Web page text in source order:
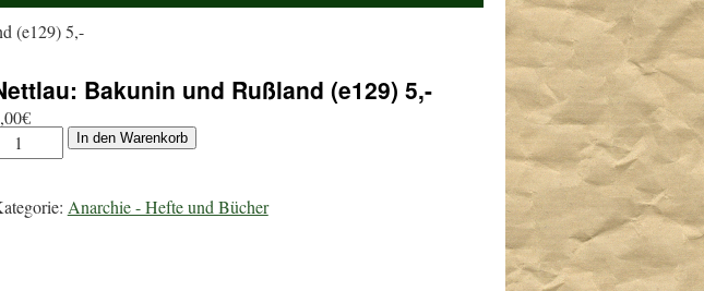
(e129) 5,-
Bakunin und Rußland (e129) 5,-
€
In den Warenkorb
Anarchie - Hefte und Bücher